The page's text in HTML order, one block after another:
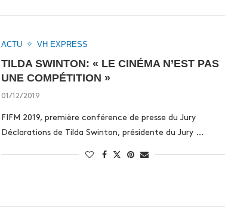
ACTU VH EXPRESS
TILDA SWINTON: « LE CINÉMA N’EST PAS
UNE COMPÉTITION »
01/12/2019
FIFM 2019, première conférence de presse du Jury
Déclarations de Tilda Swinton, présidente du Jury …